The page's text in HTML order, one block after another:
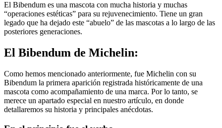
El Bibendum es una mascota con mucha historia y muchas
“operaciones estéticas” para su rejuvenecimiento. Tiene un gran
legado que ha dejado este “abuelo” de las mascotas a lo largo de las
posteriores generaciones.
El Bibendum de Michelin:
Como hemos mencionado anteriormente, fue Michelin con su
Bibendum la primera aparición registrada históricamente de una
mascota como acompañamiento de una marca. Por lo tanto, se
merece un apartado especial en nuestro artículo, en donde
detallaremos su historia y principales anécdotas.